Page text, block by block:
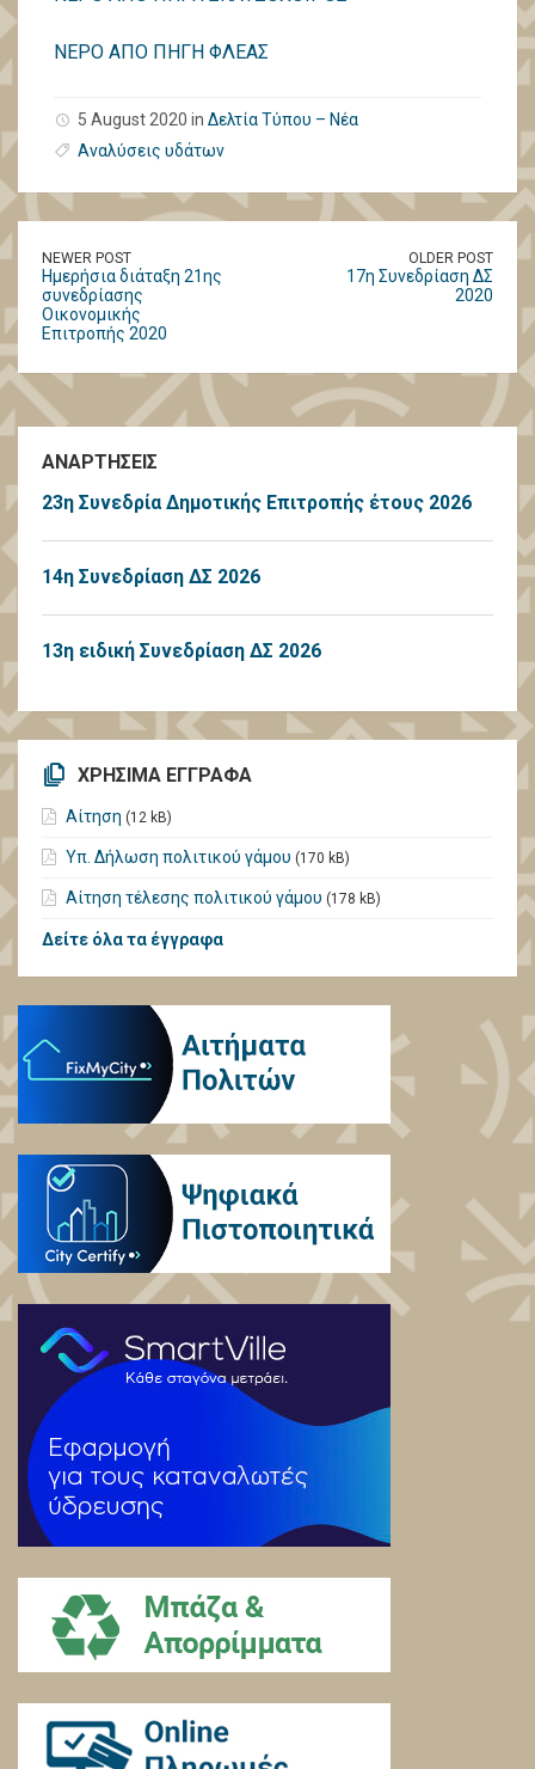
ΝΕΡΟ ΑΠΟ ΠΗΓΗ ΦΛΕΑΣ
5 August 2020 in Δελτία Τύπου – Νέα
Αναλύσεις υδάτων
NEWER POST
Ημερήσια διάταξη 21ης
συνεδρίασης
Οικονομικής
Επιτροπής 2020
OLDER POST
17η Συνεδρίαση ΔΣ
2020
ΑΝΑΡΤΗΣΕΙΣ
23η Συνεδρία Δημοτικής Επιτροπής έτους 2026
14η Συνεδρίαση ΔΣ 2026
13η ειδική Συνεδρίαση ΔΣ 2026
ΧΡΗΣΙΜΑ ΕΓΓΡΑΦΑ
Αίτηση (12 kB)
Υπ. Δήλωση πολιτικού γάμου (170 kB)
Αίτηση τέλεσης πολιτικού γάμου (178 kB)
Δείτε όλα τα έγγραφα